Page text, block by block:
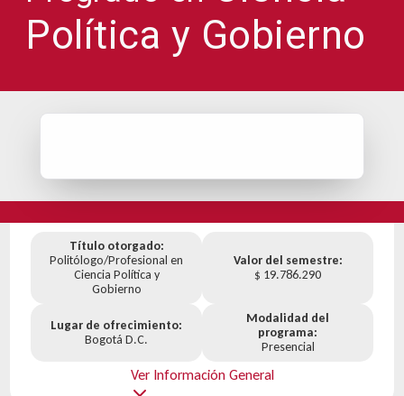
Política y Gobierno
Título otorgado:
Politólogo/Profesional en
Ciencia Política y
Gobierno
Valor del semestre:
$ 19.786.290
Lugar de ofrecimiento:
Bogotá D.C.
Modalidad del
programa:
Presencial
Ver Información General